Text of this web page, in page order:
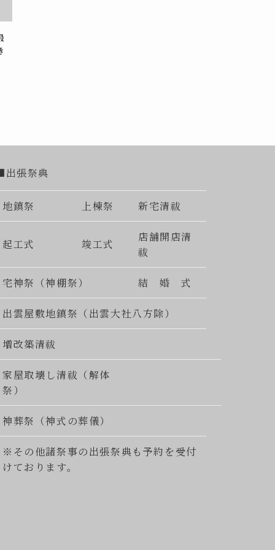
張祭典
地鎮祭 上棟祭 新宅清祓
起工式 竣工式
店舗開店清
祓
宅神祭（神棚祭） 結 婚 式
出雲屋敷地鎮祭（出雲大社八方除）
増改築清祓
家屋取壊し清祓（解体
祭）
神葬祭（神式の葬儀）
※その他諸祭事の出張祭典も予約を受付
けております。